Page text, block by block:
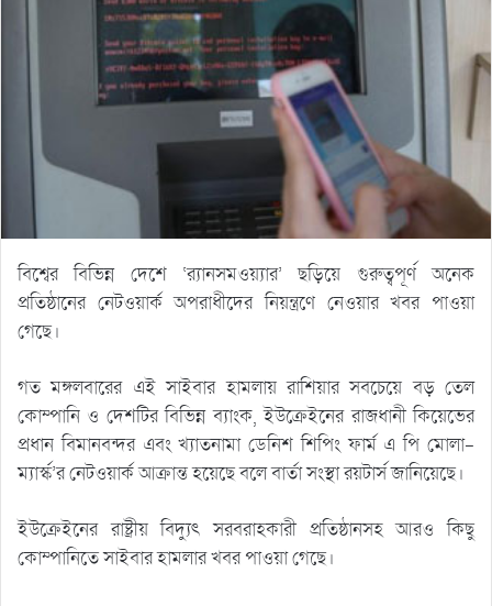
বিশ্বের বিভিন্ন দেশে ‘র‌্যানসমওয়্যার’ ছড়িয়ে গুরুত্বপূর্ণ অনেক
প্রতিষ্ঠানের নেটওয়ার্ক অপরাধীদের নিয়ন্ত্রণে নেওয়ার খবর পাওয়া
গেছে।
গত মঙ্গলবারের এই সাইবার হামলায় রাশিয়ার সবচেয়ে বড় তেল
কোম্পানি ও দেশটির বিভিন্ন ব্যাংক, ইউক্রেইনের রাজধানী কিয়েভের
প্রধান বিমানবন্দর এবং খ্যাতনামা ডেনিশ শিপিং ফার্ম এ পি মোলা-
ম্যার্স্ক’র নেটওয়ার্ক আক্রান্ত হয়েছে বলে বার্তা সংস্থা রয়টার্স জানিয়েছে।
ইউক্রেইনের রাষ্ট্রীয় বিদ্যুৎ সরবরাহকারী প্রতিষ্ঠানসহ আরও কিছু
কোম্পানিতে সাইবার হামলার খবর পাওয়া গেছে।